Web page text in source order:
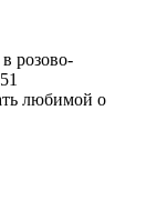
розово-
любимой о